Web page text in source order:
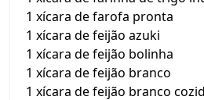
1 xícara de farofa pronta
1 xícara de feijão azuki
1 xícara de feijão bolinha
1 xícara de feijão branco
1 xícara de feijão branco